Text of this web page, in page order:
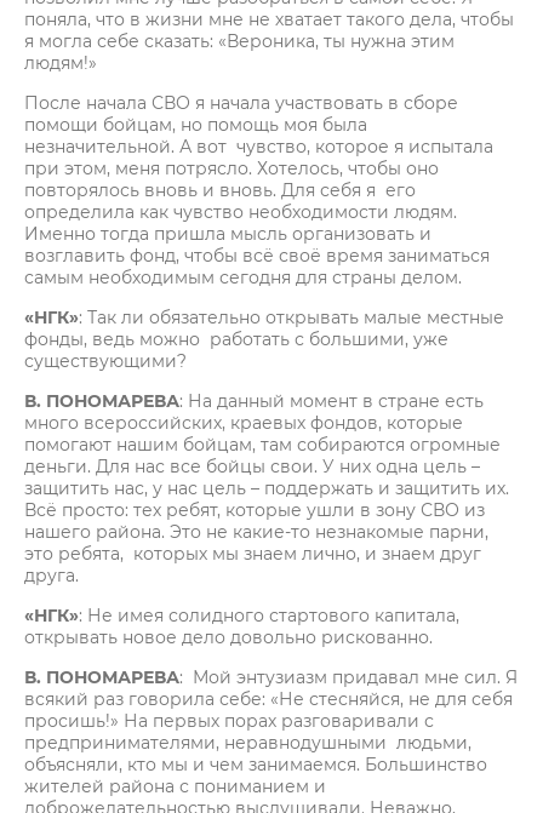
поняла, что в жизни мне не хватает такого дела, чтобы
я могла себе сказать: «Вероника, ты нужна этим
людям!»
После начала СВО я начала участвовать в сборе
помощи бойцам, но помощь моя была
незначительной. А вот чувство, которое я испытала
при этом, меня потрясло. Хотелось, чтобы оно
повторялось вновь и вновь. Для себя я его
определила как чувство необходимости людям.
Именно тогда пришла мысль организовать и
возглавить фонд, чтобы всё своё время заниматься
самым необходимым сегодня для страны делом.
«НГК»: Так ли обязательно открывать малые местные
фонды, ведь можно работать с большими, уже
существующими?
В. ПОНОМАРЕВА: На данный момент в стране есть
много всероссийских, краевых фондов, которые
помогают нашим бойцам, там собираются огромные
деньги. Для нас все бойцы свои. У них одна цель –
защитить нас, у нас цель – поддержать и защитить их.
Всё просто: тех ребят, которые ушли в зону СВО из
нашего района. Это не какие-то незнакомые парни,
это ребята, которых мы знаем лично, и знаем друг
друга.
«НГК»: Не имея солидного стартового капитала,
открывать новое дело довольно рискованно.
В. ПОНОМАРЕВА: Мой энтузиазм придавал мне сил. Я
всякий раз говорила себе: «Не стесняйся, не для себя
просишь!» На первых порах разговаривали с
предпринимателями, неравнодушными людьми,
объясняли, кто мы и чем занимаемся. Большинство
жителей района с пониманием и
доброжелательностью выслушивали. Неважно,